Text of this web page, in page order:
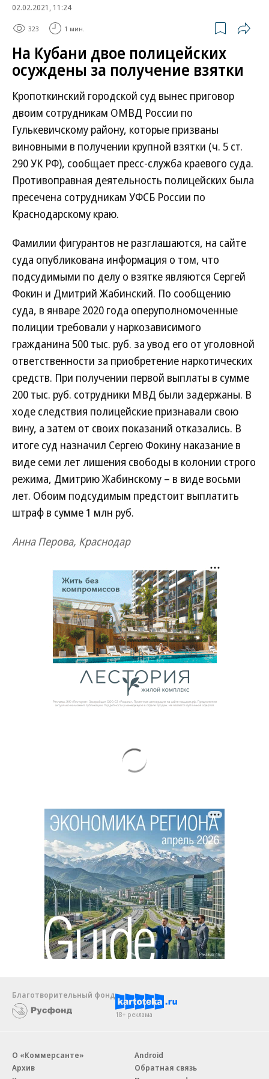
02.02.2021, 11:24
323 1 мин.
На Кубани двое полицейских
осуждены за получение взятки
Кропоткинский городской суд вынес приговор
двоим сотрудникам ОМВД России по
Гулькевичскому району, которые призваны
виновными в получении крупной взятки (ч. 5 ст.
290 УК РФ), сообщает пресс-служба краевого суда.
Противоправная деятельность полицейских была
пресечена сотрудникам УФСБ России по
Краснодарскому краю.
Фамилии фигурантов не разглашаются, на сайте
суда опубликована информация о том, что
подсудимыми по делу о взятке являются Сергей
Фокин и Дмитрий Жабинский. По сообщению
суда, в январе 2020 года оперуполномоченные
полиции требовали у наркозависимого
гражданина 500 тыс. руб. за увод его от уголовной
ответственности за приобретение наркотических
средств. При получении первой выплаты в сумме
200 тыс. руб. сотрудники МВД были задержаны. В
ходе следствия полицейские признавали свою
вину, а затем от своих показаний отказались. В
итоге суд назначил Сергею Фокину наказание в
виде семи лет лишения свободы в колонии строго
режима, Дмитрию Жабинскому – в виде восьми
лет. Обоим подсудимым предстоит выплатить
штраф в сумме 1 млн руб.
Анна Перова, Краснодар
Благотворительный фонд
18+ реклама
О «Коммерсанте»
Архив
Android
Обратная связь